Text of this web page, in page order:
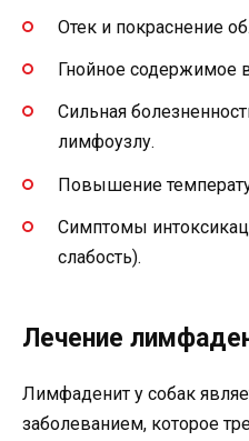
Отек и покраснение
Гнойное содержимое
Сильная
лимфоузлу.
Повышение
Симптомы
слабость).
Лечение
Лимфаденит у собак
заболеванием, которое